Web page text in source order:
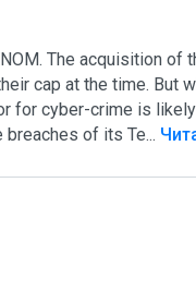
The acquisition of
cap at the time. But
for cyber-crime is
breaches of its Te...